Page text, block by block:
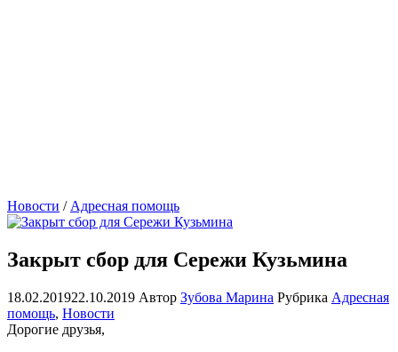
Новости / Адресная помощь
Закрыт сбор для Сережи Кузьмина
18.02.201922.10.2019 Автор Зубова Марина Рубрика Адресная
помощь, Новости
Дорогие друзья,